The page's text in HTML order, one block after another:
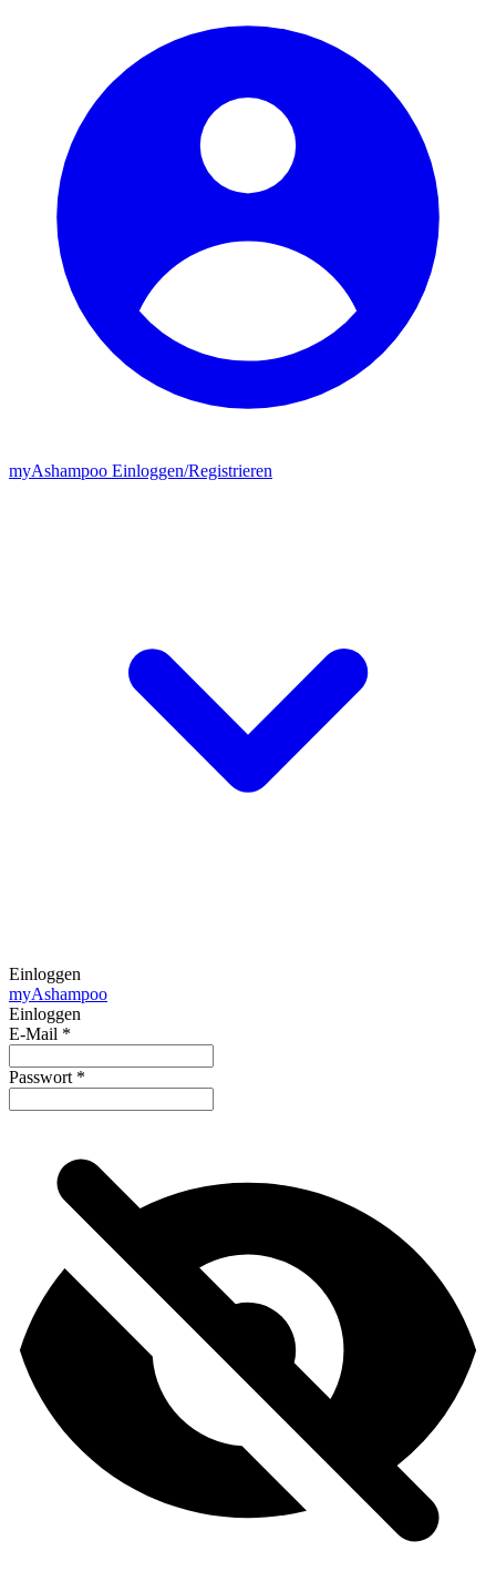
myAshampoo Einloggen/Registrieren
Einloggen
myAshampoo
Einloggen
E-Mail *
Passwort *